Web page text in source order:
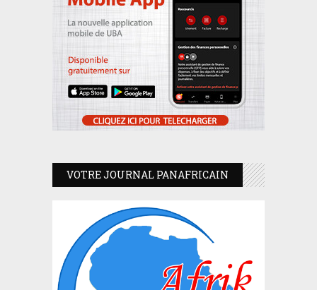
VOTRE JOURNAL PANAFRICAIN